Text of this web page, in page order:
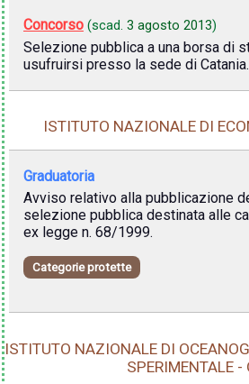
Concorso (scad. 3 agosto 2013)
Selezione pubblica a una borsa di
usufruirsi presso la sede di Catania.
ISTITUTO NAZIONALE DI
Graduatoria
Avviso relativo alla pubblicazione
selezione pubblica destinata alle
ex legge n. 68/1999.
Categorie protette
ISTITUTO NAZIONALE DI
SPERIMENTALE -